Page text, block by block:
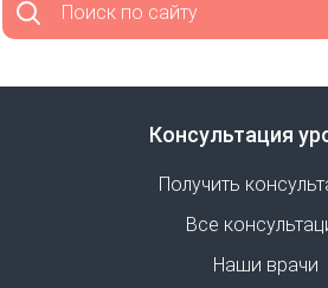
Поиск по сайту
Консультация
Получить
Все
Наши врачи